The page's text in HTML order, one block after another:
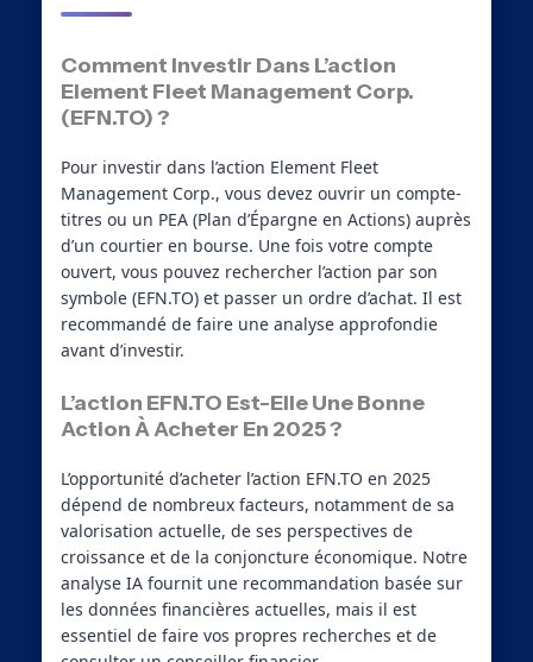
Comment Investir Dans L’action
Element Fleet Management Corp.
(EFN.TO) ?
Pour investir dans l’action Element Fleet
Management Corp., vous devez ouvrir un compte-
titres ou un PEA (Plan d’Épargne en Actions) auprès
d’un courtier en bourse. Une fois votre compte
ouvert, vous pouvez rechercher l’action par son
symbole (EFN.TO) et passer un ordre d’achat. Il est
recommandé de faire une analyse approfondie
avant d’investir.
L’action EFN.TO Est-Elle Une Bonne
Action À Acheter En 2025 ?
L’opportunité d’acheter l’action EFN.TO en 2025
dépend de nombreux facteurs, notamment de sa
valorisation actuelle, de ses perspectives de
croissance et de la conjoncture économique. Notre
analyse IA fournit une recommandation basée sur
les données financières actuelles, mais il est
essentiel de faire vos propres recherches et de